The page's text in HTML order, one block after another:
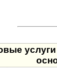
услуги